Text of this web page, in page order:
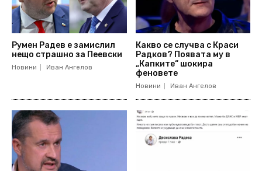
Румен Радев е замислил
нещо страшно за Пеевски
Новини Иван Ангелов
Какво се случва с Краси
Радков? Появата му в
„Капките“ шокира
феновете
Новини Иван Ангелов